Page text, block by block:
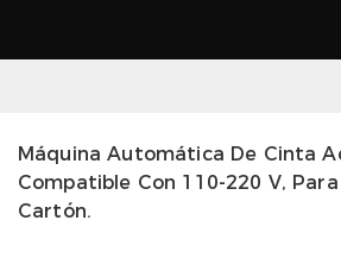
Máquina Automática De Cinta
Compatible Con 110-220 V,
Cartón.